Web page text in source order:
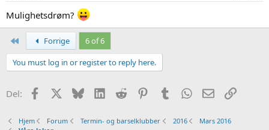
Mulighetsdrøm?
Forrige
6 of 6
You must log in or register to reply here.
Del: Facebook BlueskyLinkedInReddit PinterestTumblrWhatsApp
EpostLink
Hjem Forum Termin- og barselklubber 2016
Mars 2016